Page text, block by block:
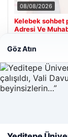
08/08/2026
Kelebek
Adresi Ve
Son Eklenen
Cengiz Sigorta
Web sitemizi
deneyiminizi
Göz Atın